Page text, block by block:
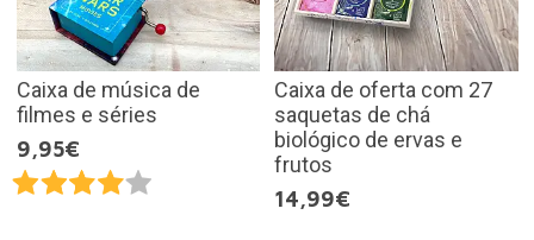
Caixa de música de
filmes e séries
9,95€
Caixa de oferta com 27
saquetas de chá
biológico de ervas e
frutos
14,99€